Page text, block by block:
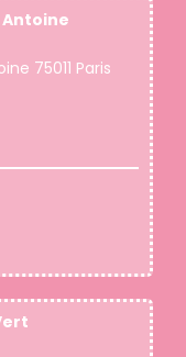
Antoine
75011 Paris